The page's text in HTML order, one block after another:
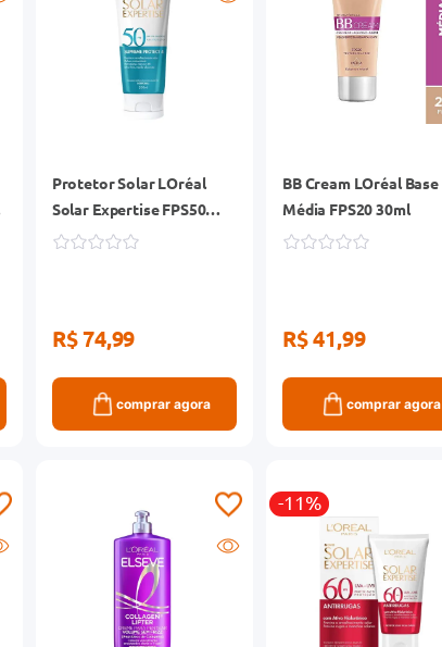
Protetor Solar LOréal
Solar Expertise FPS50
Supreme Protect 4 Frasco
R$ 74,99
comprar agora
BB Cream LOréal Base
Média FPS20 30ml
R$ 41,99
comprar agora
-11%